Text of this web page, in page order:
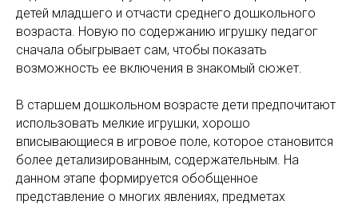
детей младшего и отчасти среднего дошкольного
возраста. Новую по содержанию игрушку педагог
сначала обыгрывает сам, чтобы показать
возможность ее включения в знакомый сюжет.
В старшем дошкольном возрасте дети предпочитают
использовать мелкие игрушки, хорошо
вписывающиеся в игровое поле, которое становится
более детализированным, содержательным. На
данном этапе формируется обобщенное
представление о многих явлениях, предметах